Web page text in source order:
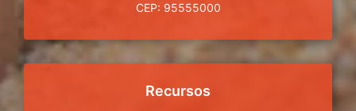
CEP: 95555000
Recursos